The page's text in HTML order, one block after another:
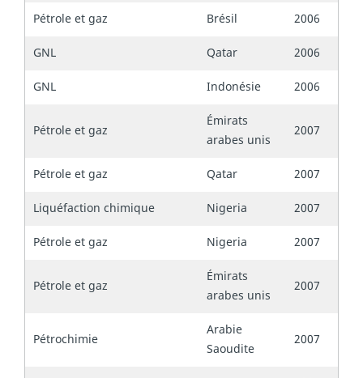
Pétrole et gaz
Brésil
2006
GNL
Qatar
2006
GNL
Indonésie 2006
Pétrole et gaz
Émirats
arabes unis
2007
Pétrole et gaz Qatar
2007
Liquéfaction chimique
Nigeria
2007
Pétrole et gaz
Nigeria 2007
Pétrole et gaz
Émirats
arabes unis
2007
Pétrochimie
Arabie
Saoudite
2007